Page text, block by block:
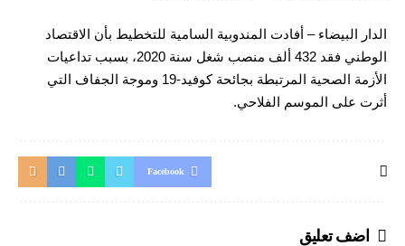
الدار البيضاء – أفادت المندوبية السامية للتخطيط بأن الاقتصاد
الوطني فقد 432 ألف منصب شغل سنة 2020، بسبب تداعيات
الأزمة الصحية المرتبطة بجائحة كوفيد-19 وموجة الجفاف التي
أثرت على الموسم الفلاحي.
Facebook
اضف تعليق